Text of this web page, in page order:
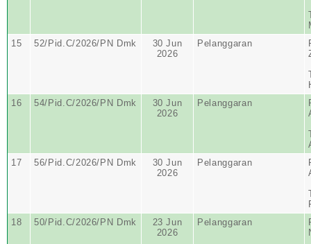
15
52/Pid.C/2026/PN Dmk
30 Jun
2026
Pelanggaran
16
54/Pid.C/2026/PN Dmk
30 Jun
2026
Pelanggaran
17
56/Pid.C/2026/PN Dmk
30 Jun
2026
Pelanggaran
18
50/Pid.C/2026/PN Dmk
23 Jun
2026
Pelanggaran